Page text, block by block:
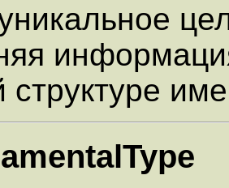
структуре